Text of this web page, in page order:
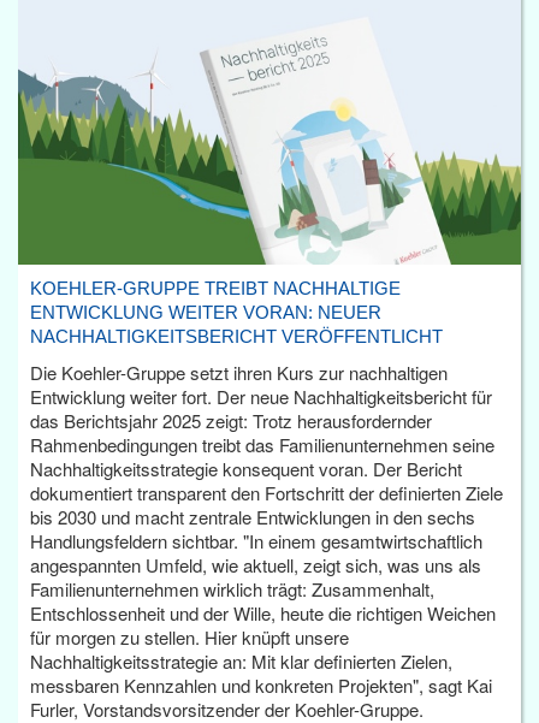
KOEHLER-GRUPPE TREIBT NACHHALTIGE
ENTWICKLUNG WEITER VORAN: NEUER
NACHHALTIGKEITSBERICHT VERÖFFENTLICHT
Die Koehler-Gruppe setzt ihren Kurs zur nachhaltigen
Entwicklung weiter fort. Der neue Nachhaltigkeitsbericht für
das Berichtsjahr 2025 zeigt: Trotz herausfordernder
Rahmenbedingungen treibt das Familienunternehmen seine
Nachhaltigkeitsstrategie konsequent voran. Der Bericht
dokumentiert transparent den Fortschritt der definierten Ziele
bis 2030 und macht zentrale Entwicklungen in den sechs
Handlungsfeldern sichtbar. "In einem gesamtwirtschaftlich
angespannten Umfeld, wie aktuell, zeigt sich, was uns als
Familienunternehmen wirklich trägt: Zusammenhalt,
Entschlossenheit und der Wille, heute die richtigen Weichen
für morgen zu stellen. Hier knüpft unsere
Nachhaltigkeitsstrategie an: Mit klar definierten Zielen,
messbaren Kennzahlen und konkreten Projekten", sagt Kai
Furler, Vorstandsvorsitzender der Koehler-Gruppe.